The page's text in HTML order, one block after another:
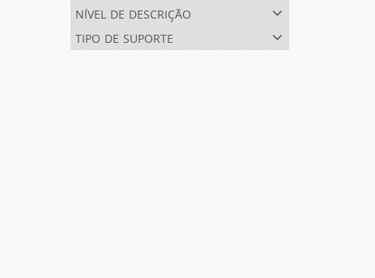
nível de descrição
tipo de suporte